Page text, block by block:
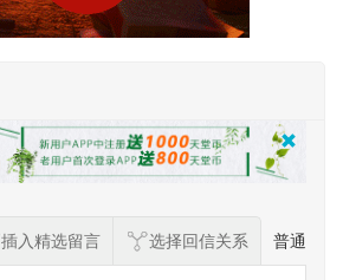
插入精选留言 选择回信关系 普通